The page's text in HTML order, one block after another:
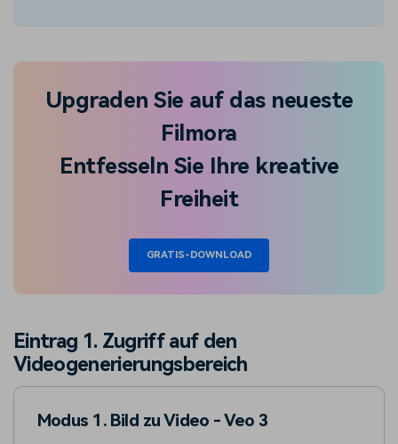
Upgraden Sie auf das neueste
Filmora
Entfesseln Sie Ihre kreative
Freiheit
GRATIS-DOWNLOAD
Eintrag 1. Zugriff auf den
Videogenerierungsbereich
Modus 1. Bild zu Video - Veo 3